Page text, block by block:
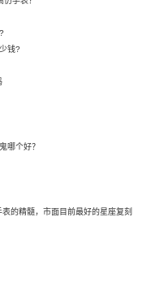
钱?
哪个好？
的精髓，市面目前最好的星座复刻